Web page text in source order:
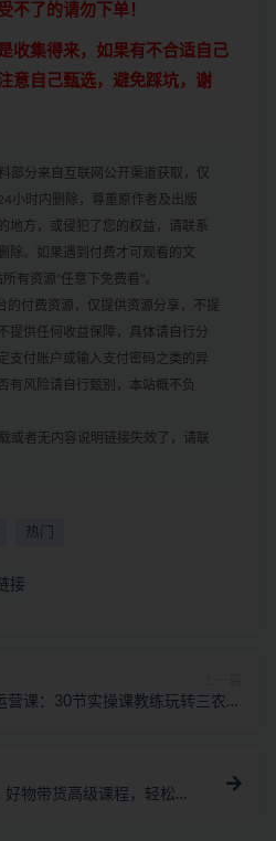
不了的请勿下单！
收集得来，如果有不合适自己
意自己甄选，避免踩坑，谢
部分来自互联网公开渠道获取，仅
小时内删除，尊重原作者及出版
地方，或侵犯了您的权益，请联系
除。如果遇到付费才可观看的文
有资源“任意下免费看”。
的付费资源，仅提供资源分享，不提
提供任何收益保障，具体请自行分
支付账户或输入支付密码之类的异
有风险请自行甄别，本站概不负
或者无内容说明链接失效了，请联
热门
接
营课：​30节实操课教练玩转三农短
物带货高级课程，轻松一